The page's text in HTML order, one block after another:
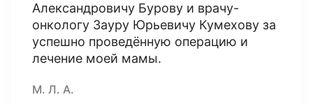
Александровичу Бурову и врачу-
онкологу Зауру Юрьевичу Кумехову за
успешно проведённую операцию и
лечение моей мамы.
М. Л. А.